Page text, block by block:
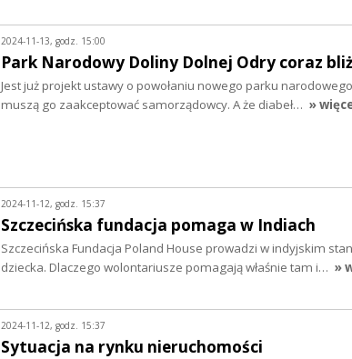
2024-11-13, godz. 15:00
Park Narodowy Doliny Dolnej Odry coraz
Jest już projekt ustawy o powołaniu nowego parku
muszą go zaakceptować samorządowcy. A że diabeł… »
2024-11-12, godz. 15:37
Szczecińska fundacja pomaga w Indiach
Szczecińska Fundacja Poland House prowadzi w indyjskim
dziecka. Dlaczego wolontariusze pomagają właśnie tam i… »
2024-11-12, godz. 15:37
Sytuacja na rynku nieruchomości